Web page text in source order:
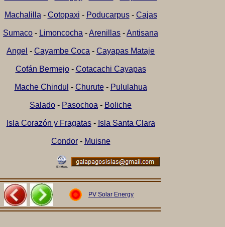
PV Solar Energy
Machalilla - Cotopaxi - Poducarpus- Cajas
Sumaco - Limoncocha -Arenillas -Antisana
Angel - Cayambe Coca - Cayapas Mataje
Cofán Bermejo- Cotacachi Cayapas
Mache Chindul - Churute- Pululahua
Salado - Pasochoa - Boliche
Isla Corazón y Fragatas- Isla Santa Clara
Condor- Muisne